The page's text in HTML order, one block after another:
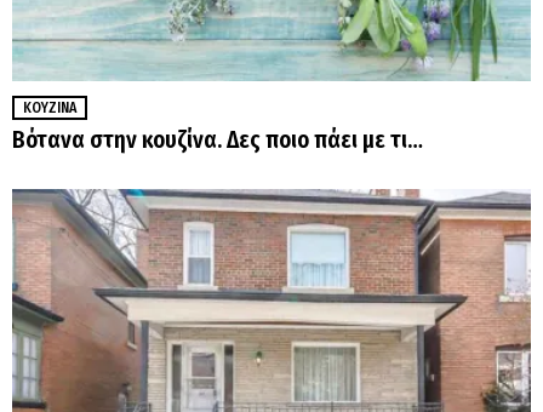
ΚΟΥΖΊΝΑ
Βότανα στην κουζίνα. Δες ποιο πάει με τι…